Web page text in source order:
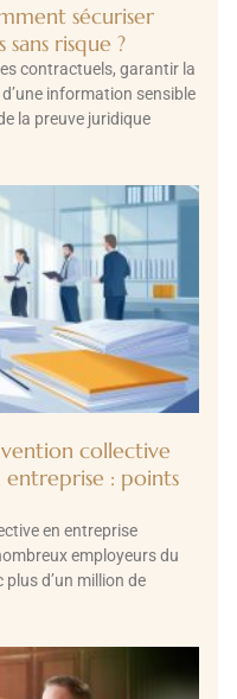
sécuriser
risque ?
contractuels, garantir la
information sensible
la preuve juridique
collective
entreprise : points
en entreprise
employeurs du
d’un million de